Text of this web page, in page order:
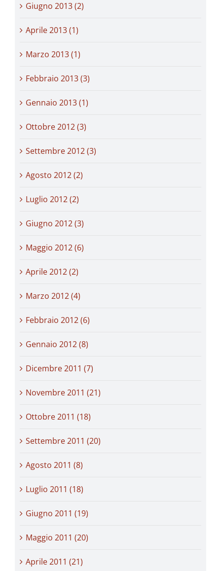
Giugno 2013 (2)
Aprile 2013 (1)
Marzo 2013 (1)
Febbraio 2013 (3)
Gennaio 2013 (1)
Ottobre 2012 (3)
Settembre 2012 (3)
Agosto 2012 (2)
Luglio 2012 (2)
Giugno 2012 (3)
Maggio 2012 (6)
Aprile 2012 (2)
Marzo 2012 (4)
Febbraio 2012 (6)
Gennaio 2012 (8)
Dicembre 2011 (7)
Novembre 2011 (21)
Ottobre 2011 (18)
Settembre 2011 (20)
Agosto 2011 (8)
Luglio 2011 (18)
Giugno 2011 (19)
Maggio 2011 (20)
Aprile 2011 (21)